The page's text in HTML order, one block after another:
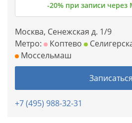
-20% при записи
Москва, Сенежская д. 1/9
Метро:
Коптево
Моссельмаш
Записаться
+7 (495) 988-32-31